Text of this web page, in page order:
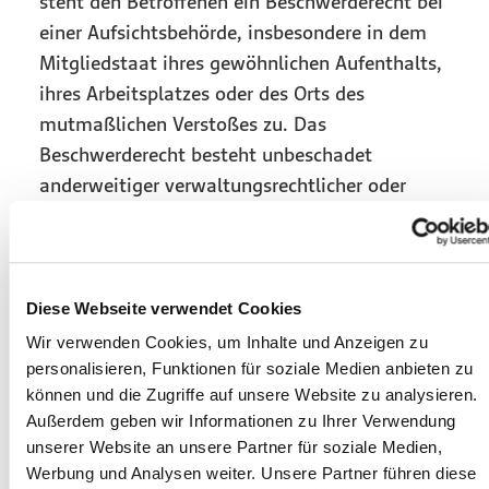
Diese Webseite verwendet Cookies
Wir verwenden Cookies, um Inhalte und Anzeigen zu
personalisieren, Funktionen für soziale Medien anbieten zu
können und die Zugriffe auf unsere Website zu analysieren.
Außerdem geben wir Informationen zu Ihrer Verwendung
unserer Website an unsere Partner für soziale Medien,
Werbung und Analysen weiter. Unsere Partner führen diese
einer Aufsichtsbehörde, insbesondere in dem
Mitgliedstaat ihres gewöhnlichen Aufenthalts,
ihres Arbeitsplatzes oder des Orts des
mutmaßlichen Verstoßes zu. Das
Beschwerderecht besteht unbeschadet
anderweitiger verwaltungsrechtlicher oder
Sie haben das Recht, Daten, die wir auf
Grundlage Ihrer Einwilligung oder in Erfüllung
eines Vertrags automatisiert verarbeiten, an
sich oder an einen Dritten in einem gängigen,
maschinenlesbaren Format aushändigen zu